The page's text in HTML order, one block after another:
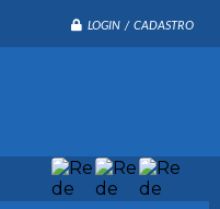
LOGIN / CADASTRO